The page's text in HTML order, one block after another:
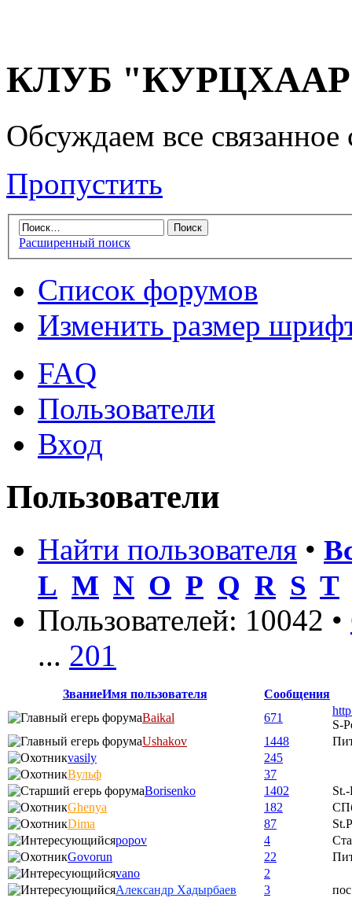
КЛУБ "КУРЦХААР"
Обсуждаем все
Пропустить
Расширенный поиск
Список форумов
Изменить размер
FAQ
Пользователи
Вход
Пользователи
Найти пользователя •
L M N O P Q R S T
Пользователей: 10042 •
... 201
ЗваниеИмя пользователя
Сообщения
Baikal
671
S-
Ushakov
1448
vasily
245
Вульф
37
Borisenko
1402
Ghenya
182
Dima
87
popov
4
Govorun
22
vano
2
Александр Хадырбаев
3